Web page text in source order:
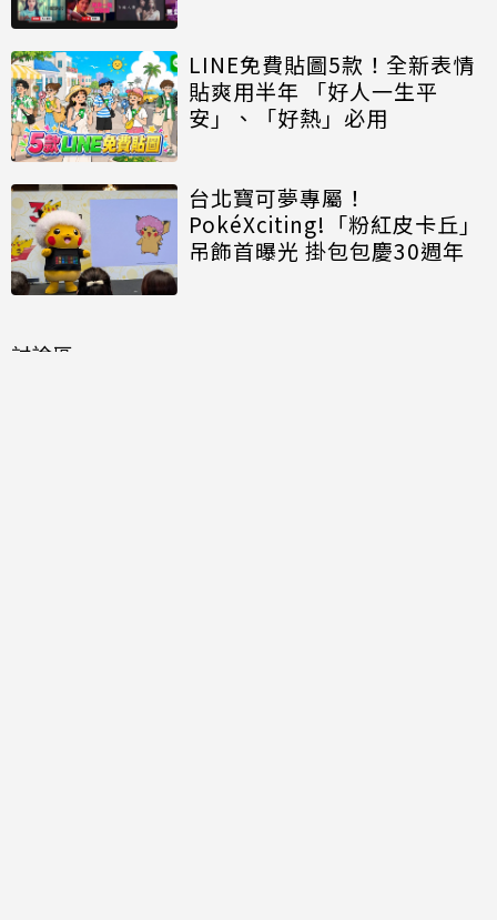
LINE免費貼圖5款！全新表情
貼爽用半年 「好人一生平
安」、「好熱」必用
台北寶可夢專屬！
PokéXciting!「粉紅皮卡丘」
吊飾首曝光 掛包包慶30週年
討論區